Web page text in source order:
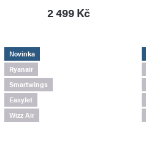
2 499 Kč
Novinka
Ryanair
Smartwings
EasyJet
Wizz Air